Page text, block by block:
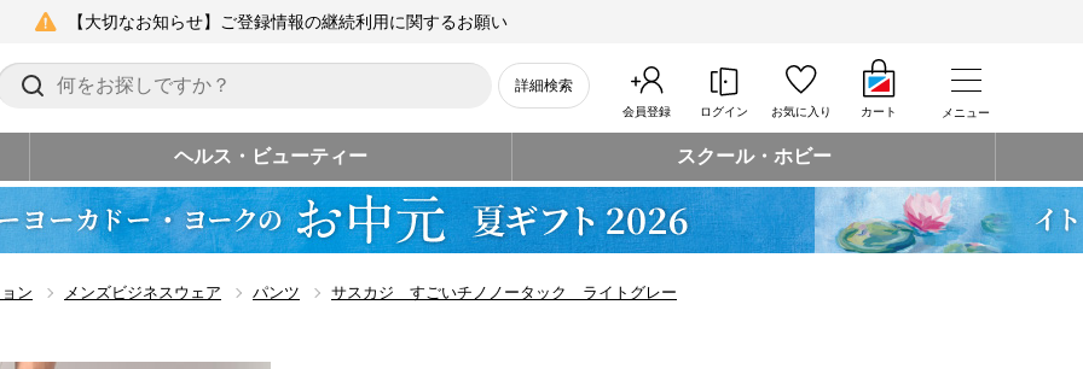
【大切なお知らせ】ご登録情報の継続利用に関するお願い
詳細検索
会員登録 ログイン お気に入り カート メニュー
ヘルス・ビューティー スクール・ホビー
ン メンズビジネスウェア パンツ サスカジ すごいチノノータック ライトグレー